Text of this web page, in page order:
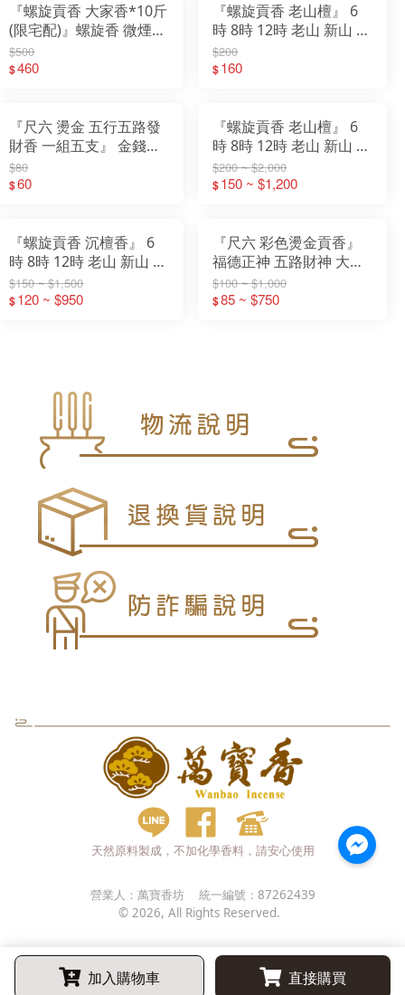
加入購物車 直接購買
『螺旋貢香 大家香*10斤
(限宅配)』螺旋香 微煙
環保 貢香
$500
$460
『螺旋貢香 老山檀』 6
時 8時 12時 老山 新山 青
洲沉 沉檀 螺旋香 微煙 環
$200
$160
『尺六 燙金 五行五路發
財香 一組五支』 金錢香
大貢香 祝壽 補庫 開工 祈
福 招財進寶 補財庫 祈求
$80
$60
『螺旋貢香 老山檀』 6
時 8時 12時 老山 新山 青
洲沉 沉檀 螺旋香 微煙 環
保 貢香 尺六 2尺
$200 ~ $2,000
$150 ~ $1,200
『螺旋貢香 沉檀香』 6
時 8時 12時 老山 新山 青
洲沉 沉檀 螺旋香 微煙 環
保 貢香 尺六 2尺
$150 ~ $1,500
$120 ~ $950
『尺六 彩色燙金貢香』
福德正神 五路財神 大悲
咒 土地公 發財香 立香 小
貢香 大支香
$100 ~ $1,000
$85 ~ $750
天然原料製成，不加化學香料，請安心使用
營業人： 萬寶香坊 統一編號： 87262439
© 2026, All Rights Reserved.